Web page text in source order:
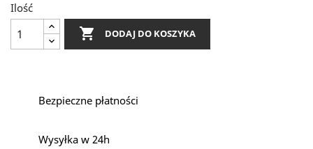
Ilość
 DODAJ DO KOSZYKA
Bezpieczne płatności
Wysyłka w 24h